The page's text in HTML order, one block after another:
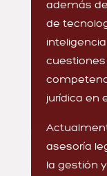
además
de
jurídica en
asesoría
la gestión